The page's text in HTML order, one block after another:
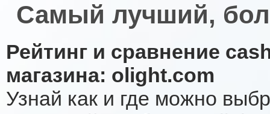
Самый лучший,
Рейтинг и сравнение
магазина: olight.com
Узнай как и где можно